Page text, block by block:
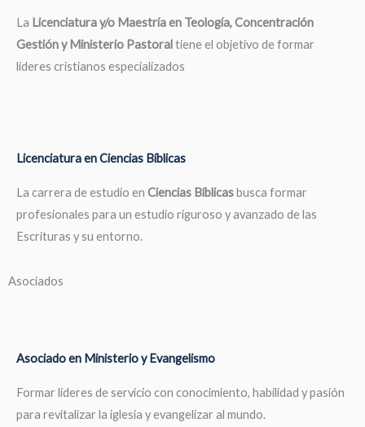
La Licenciatura y/o Maestría en Teología, Concentración
Gestión y Ministerio Pastoraltiene el objetivo de formar
líderes cristianos especializados
Licenciatura en Ciencias Bíblicas
La carrera de estudio en Ciencias Bíblicasbusca formar
profesionales para un estudio riguroso y avanzado de las
Escrituras y su entorno.
Asociados
Asociado en Ministerio y Evangelismo
Formar líderes de servicio con conocimiento, habilidad y pasión
para revitalizar la iglesia y evangelizar al mundo.